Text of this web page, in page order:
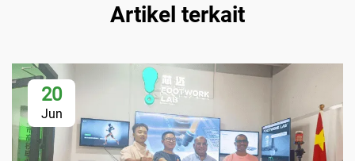
Artikel terkait
20
Jun